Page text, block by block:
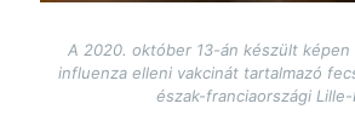
A 2020. október 13-án készült képen
influenza elleni vakcinát tartalmazó
észak-franciaországi Lille-